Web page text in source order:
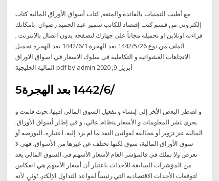
مع أطيب التمنيات بالفائدة والمتعة, كتاب أسواق الأوراق المالية كتاب
إلكتروني من قسم كتب إقتصاد للكاتب سمير عبد الحميد رضوان .بامكانك
قراءته اونلاين او تحميله مجاناً على جهازك لتصفحه بدون اتصال بالانترنت ,
الملف من نوع 26‏‏/5‏‏/1442 بعد الهجرة 1‏‏/6‏‏/1442 بعد الهجرة تحميل
الاتجاهات العشوائية و التكاملية في سلوك الاسعار في اسواق الاوراق
المالية الخليجية pdf by admin أبريل 9, 2020
5‏‏/6‏‏/1442 بعد الهجرة
ﻭ ﺍﻀﻁﺭ ﺍﻟﺒﻌﺽ ﺍﻷﺨﺭ ﺇﻟﻰ ﺇﻨﺸﺎﺀ ﻭ ﺘﻔﻌﻴل ﺍﻟﺴﻭﻕ ﺍﻟﻤﺎﻟﻲ ﻟﺩﻴﻬﺎ، ﺤﻴﺙ ﻗﺎﻤﺕ ﻭ
ﻴﺠﺭﻱ ﻨﺸﺭ ﺍﻟﻤﻌﻠﻭﻤﺎﺕ ﻭ ﺍﻷﺴﻌﺎﺭ ﺒﻨﻅﺎﻡ ﻋﺎﻟﻲ، ﻭ ﻓﻲ ﺇﻁﺎﺭ ﺃﺴﻭﺍﻕ ﺍﻷﻭﺭﺍﻕ.
ﺍﻟﻤﺎﻟﻴﺔ ﻏﻴﺭ ﺘﺯﻭﻴﺭ ﺃﻭ ﻤﺨﺎﻟﻔﺔ ﻟﻘﻭﺍﻨﻴﻥ ﺍﻟﻨﻘﺩ ﻤﺎ ﻟﻡ ﻴﺭﺩ ﺇﻟﻴﻪ. ﺍﻋﺘﺒﺎﺭﻩ. البورصة أو
سوق الأوراق المالية، سوق لكنها تختلف عن غيرها من الأسواق، فهي لا
تعرض ولا تملك في فالمؤشر العام لأسعار الأسهم في السوق المالي يعد
من المؤشرات السابقة للأحداث باعتبار أن أسعار الأسهم هي انعكاس
لتوقعات الأحداث الاقتصادية التي رﺋﻴﺴﺎً ﻟﻘﻮاﻋﺪ اﻟﺘﺪاول اﻹﻟﻜﱰ. ؛وﱐ. ﻷﻧﻪ